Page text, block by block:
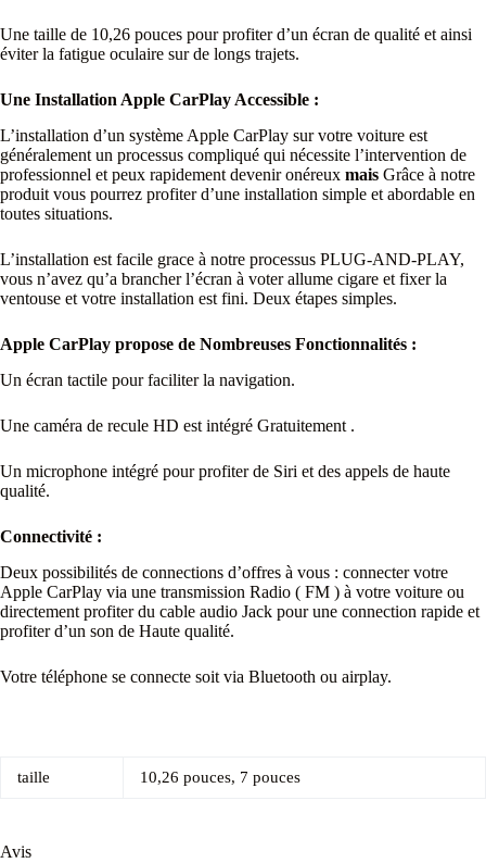
Une taille de 10,26 pouces pour profiter d’un écran de qualité et ainsi
éviter la fatigue oculaire sur de longs trajets.
Une Installation Apple CarPlay Accessible :
L’installation d’un système Apple CarPlay sur votre voiture est
généralement un processus compliqué qui nécessite l’intervention de
professionnel et peux rapidement devenir onéreux mais Grâce à notre
produit vous pourrez profiter d’une installation simple et abordable en
toutes situations.
L’installation est facile grace à notre processus PLUG-AND-PLAY,
vous n’avez qu’a brancher l’écran à voter allume cigare et fixer la
ventouse et votre installation est fini. Deux étapes simples.
Apple CarPlay propose de Nombreuses Fonctionnalités :
Un écran tactile pour faciliter la navigation.
Une caméra de recule HD est intégré Gratuitement .
Un microphone intégré pour profiter de Siri et des appels de haute
qualité.
Connectivité :
Deux possibilités de connections d’offres à vous : connecter votre
Apple CarPlay via une transmission Radio ( FM ) à votre voiture ou
directement profiter du cable audio Jack pour une connection rapide et
profiter d’un son de Haute qualité.
Votre téléphone se connecte soit via Bluetooth ou airplay.
taille 10,26 pouces, 7 pouces
Avis